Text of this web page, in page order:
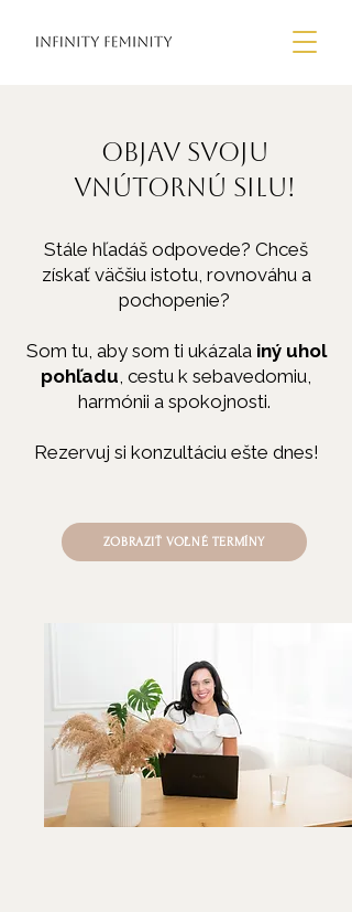
Objav svoju
vnútornú silu!
Stále hľadáš odpovede? Chceš
získať väčšiu istotu, rovnováhu a
pochopenie?
Som tu, aby som ti ukázala iný uhol
pohľadu, cestu k sebavedomiu,
harmónii a spokojnosti.
Rezervuj si konzultáciu ešte dnes!
ZOBRAZIŤ VOĽNÉ TERMÍNY